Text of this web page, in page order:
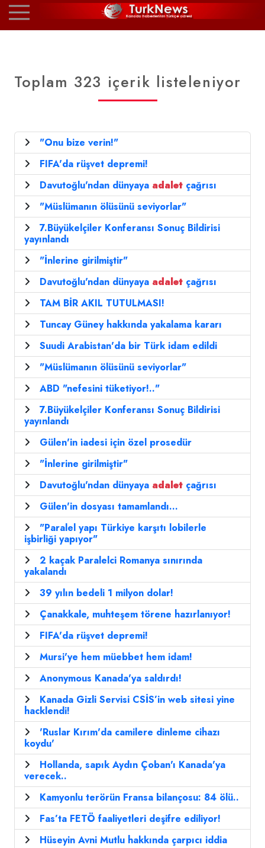
Toplam 323 içerik listeleniyor
"Onu bize verin!"
FIFA'da rüşvet depremi!
Davutoğlu'ndan dünyaya adalet çağrısı
"Müslümanın ölüsünü seviyorlar"
7.Büyükelçiler Konferansı Sonuç Bildirisi
yayınlandı
"İnlerine girilmiştir"
Davutoğlu'ndan dünyaya adalet çağrısı
TAM BİR AKIL TUTULMASI!
Tuncay Güney hakkında yakalama kararı
Suudi Arabistan'da bir Türk idam edildi
"Müslümanın ölüsünü seviyorlar"
ABD "nefesini tüketiyor!.."
7.Büyükelçiler Konferansı Sonuç Bildirisi
yayınlandı
Gülen'in iadesi için özel prosedür
"İnlerine girilmiştir"
Davutoğlu'ndan dünyaya adalet çağrısı
Gülen'in dosyası tamamlandı...
"Paralel yapı Türkiye karşıtı lobilerle
işbirliği yapıyor"
2 kaçak Paralelci Romanya sınırında
yakalandı
39 yılın bedeli 1 milyon dolar!
Çanakkale, muhteşem törene hazırlanıyor!
FIFA'da rüşvet depremi!
Mursi'ye hem müebbet hem idam!
Anonymous Kanada'ya saldırdı!
Kanada Gizli Servisi CSİS’in web sitesi yine
hacklendi!
'Ruslar Kırım'da camilere dinleme cihazı
koydu'
Hollanda, sapık Aydın Çoban'ı Kanada'ya
verecek..
Kamyonlu terörün Fransa bilançosu: 84 ölü..
Fas’ta FETÖ faaliyetleri deşifre ediliyor!
Hüseyin Avni Mutlu hakkında çarpıcı iddia